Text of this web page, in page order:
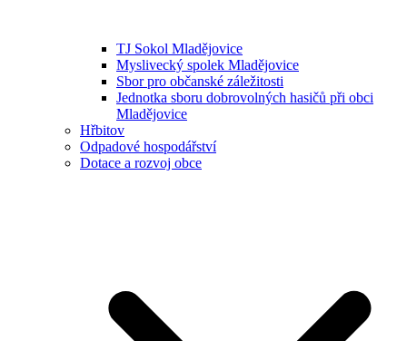
TJ Sokol Mladějovice
Myslivecký spolek Mladějovice
Sbor pro občanské záležitosti
Jednotka sboru dobrovolných hasičů při obci
Mladějovice
Hřbitov
Odpadové hospodářství
Dotace a rozvoj obce